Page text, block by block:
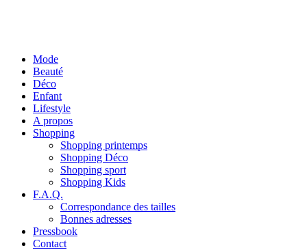
Mode
Beauté
Déco
Enfant
Lifestyle
A propos
Shopping
Shopping printemps
Shopping Déco
Shopping sport
Shopping Kids
F.A.Q.
Correspondance des tailles
Bonnes adresses
Pressbook
Contact